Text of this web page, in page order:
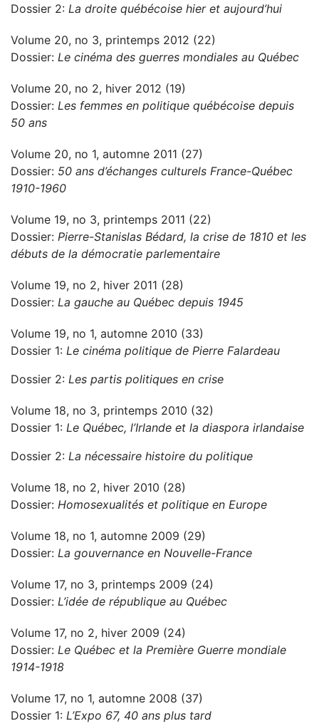
Dossier 2: La droite québécoise hier et aujourd’hui
Volume 20, no 3, printemps 2012 (22)
Dossier: Le cinéma des guerres mondiales au Québec
Volume 20, no 2, hiver 2012 (19)
Dossier: Les femmes en politique québécoise depuis
50 ans
Volume 20, no 1, automne 2011 (27)
Dossier: 50 ans d’échanges culturels France-Québec
1910-1960
Volume 19, no 3, printemps 2011 (22)
Dossier: Pierre-Stanislas Bédard, la crise de 1810 et les
débuts de la démocratie parlementaire
Volume 19, no 2, hiver 2011 (28)
Dossier: La gauche au Québec depuis 1945
Volume 19, no 1, automne 2010 (33)
Dossier 1: Le cinéma politique de Pierre Falardeau
Dossier 2: Les partis politiques en crise
Volume 18, no 3, printemps 2010 (32)
Dossier 1: Le Québec, l’Irlande et la diaspora irlandaise
Dossier 2: La nécessaire histoire du politique
Volume 18, no 2, hiver 2010 (28)
Dossier: Homosexualités et politique en Europe
Volume 18, no 1, automne 2009 (29)
Dossier: La gouvernance en Nouvelle-France
Volume 17, no 3, printemps 2009 (24)
Dossier: L’idée de république au Québec
Volume 17, no 2, hiver 2009 (24)
Dossier: Le Québec et la Première Guerre mondiale
1914-1918
Volume 17, no 1, automne 2008 (37)
Dossier 1: L’Expo 67, 40 ans plus tard